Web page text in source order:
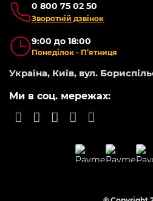
0 800 75 02 50
Зворотній дзвінок
9:00 до 18:00
Понеділок - П’ятниця
Україна, Київ, вул.
Ми в соц. мережах: